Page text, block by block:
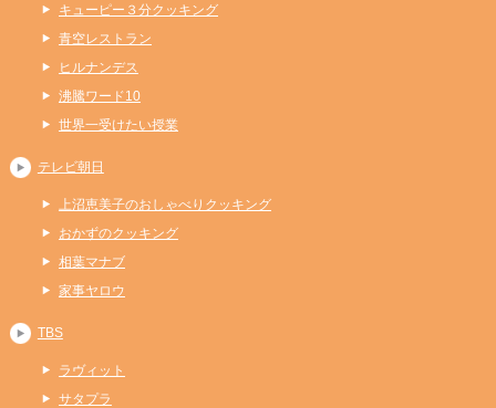
キューピー３分クッキング
青空レストラン
ヒルナンデス
沸騰ワード10
世界一受けたい授業
テレビ朝日
上沼恵美子のおしゃべりクッキング
おかずのクッキング
相葉マナブ
家事ヤロウ
TBS
ラヴィット
サタプラ